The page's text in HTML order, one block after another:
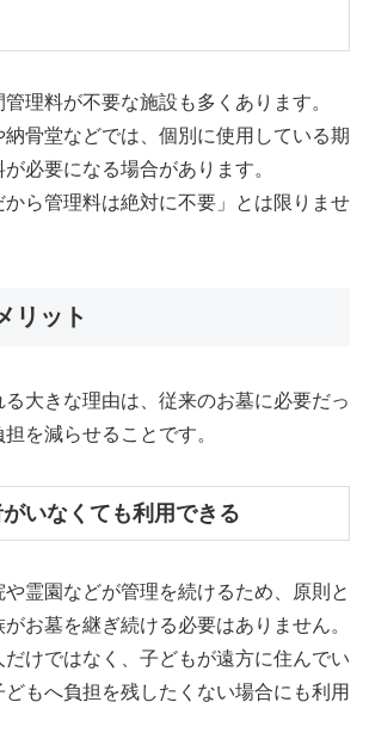
理料が不要な施設も多くあります。
骨堂などでは、個別に使用している期
必要になる場合があります。
から管理料は絶対に不要」とは限りませ
リット
大きな理由は、従来のお墓に必要だっ
を減らせることです。
いなくても利用できる
霊園などが管理を続けるため、原則と
お墓を継ぎ続ける必要はありません。
けではなく、子どもが遠方に住んでい
もへ負担を残したくない場合にも利用